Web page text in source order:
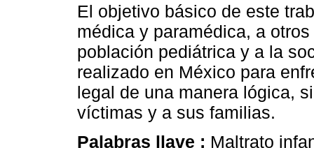
El objetivo básico de este
médica y paramédica, a
población pediátrica y a la
realizado en México para
legal de una manera lógica,
víctimas y a sus familias.
Palabras llave : Maltrato